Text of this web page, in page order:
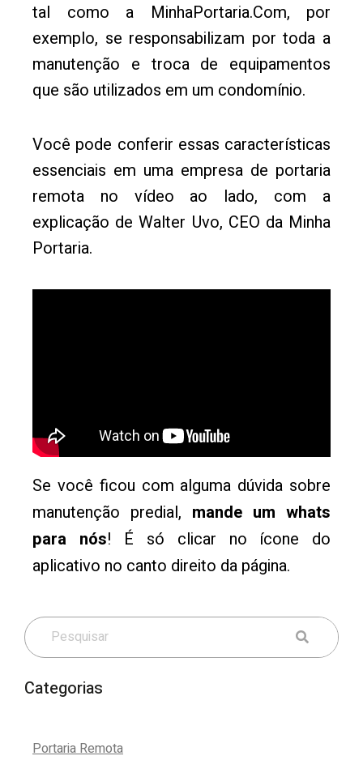
tal como a MinhaPortaria.Com, por
exemplo, se responsabilizam por toda a
manutenção e troca de equipamentos
que são utilizados em um condomínio.
Você pode conferir essas características
essenciais em uma empresa de portaria
remota no vídeo ao lado, com a
explicação de Walter Uvo, CEO da Minha
Portaria.
Se você ficou com alguma dúvida sobre
manutenção predial, mande um whats
para nós! É só clicar no ícone do
aplicativo no canto direito da página.
Categorias
Portaria Remota